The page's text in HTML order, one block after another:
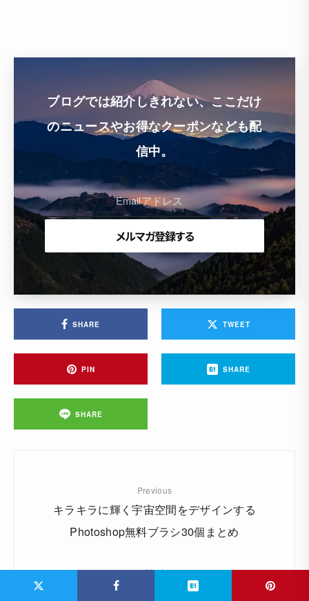
ブログでは紹介しきれない、ここだけ
のニュースやお得なクーポンなども配
信中。
SHARE TWEET
PIN SHARE
SHARE
Previous
キラキラに輝く宇宙空間をデザインする
Photoshop無料ブラシ30個まとめ
Next
世界の大人インテリア #23 屋根裏部屋を